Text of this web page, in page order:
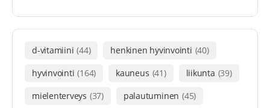
d-vitamiini (44) henkinen hyvinvointi (40)
hyvinvointi (164) kauneus (41) liikunta (39)
mielenterveys (37) palautuminen (45)